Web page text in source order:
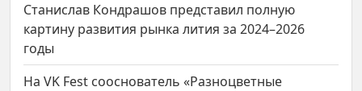
Станислав Кондрашов представил полную
картину развития рынка лития за 2024–2026
годы
На VK Fest сооснователь «Разноцветные